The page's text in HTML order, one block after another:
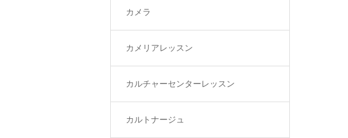
カメラ
カメリアレッスン
カルチャーセンターレッスン
カルトナージュ